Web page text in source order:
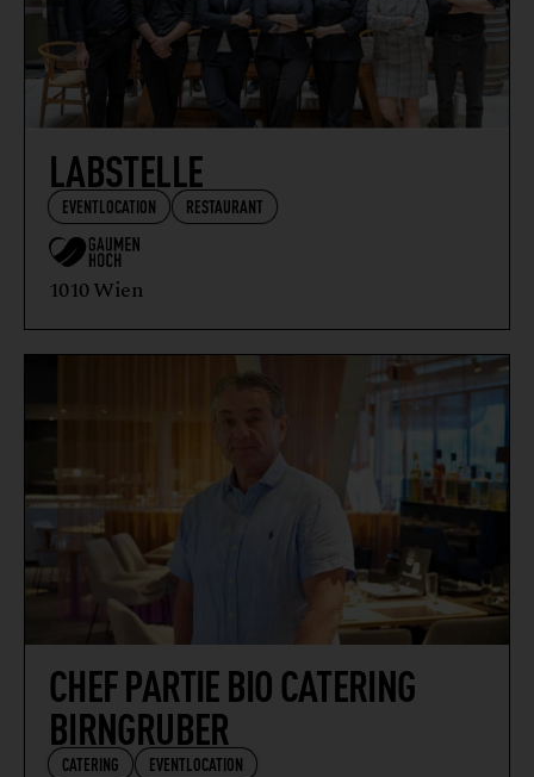
LABSTELLE
EVENTLOCATION RESTAURANT
1010 Wien
CHEF PARTIE BIO CATERING
BIRNGRUBER
CATERING EVENTLOCATION